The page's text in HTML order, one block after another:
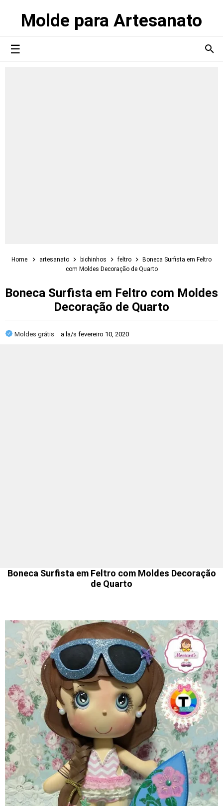
Molde para Artesanato
Home artesanato bichinhos feltro
Boneca Surfista em Feltro
com Moldes Decoração de Quarto
Boneca Surfista em Feltro com Moldes
Decoração de Quarto
Moldes grátis a la/s fevereiro 10, 2020
Boneca Surfista em Feltro com Moldes Decoração
de Quarto